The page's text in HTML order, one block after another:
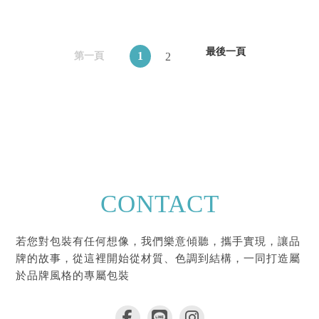
第一頁 1 2 最後一頁
CONTACT
若您對包裝有任何想像，我們樂意傾聽，攜手實現，讓品
牌的故事，從這裡開始從材質、色調到結構，一同打造屬
於品牌風格的專屬包裝